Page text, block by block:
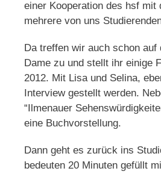
einer Kooperation des hsf mit
mehrere von uns
Da treffen wir auch schon
Dame zu und stellt ihr einige
2012. Mit Lisa und Selina,
Interview gestellt werden.
“Ilmenauer
eine Buchvorstellung.
Dann geht es zurück ins
bedeuten 20 Minuten gefüllt